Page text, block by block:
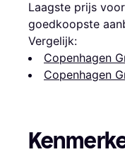
Laagste prijs voor
goedkoopste
Vergelijk:
Copenhagen
Copenhagen